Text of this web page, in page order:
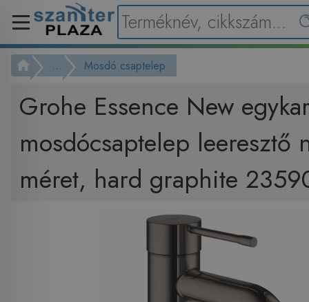
... Mosdó csaptelep
Grohe Essence New
mosdócsaptelep leeresztő
méret, hard graphite